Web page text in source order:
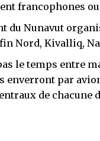
francophones
du Nunavut
Nord, Kivalliq,
le temps entre
enverront par
de chacune